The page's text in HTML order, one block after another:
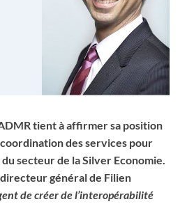
tient à affirmer sa position
des services pour
secteur de la Silver Economie.
général de Filien
de créer de l’interopérabilité